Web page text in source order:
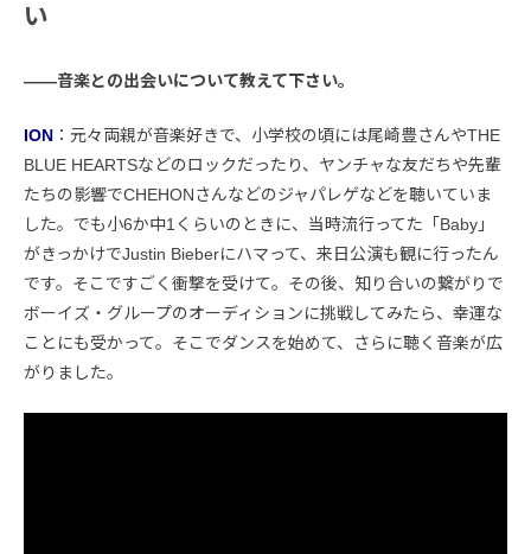
い
――音楽との出会いについて教えて下さい。
ION ：元々両親が音楽好きで、小学校の頃には尾崎豊さんやTHE
BLUE HEARTSなどのロックだったり、ヤンチャな友だちや先輩
たちの影響でCHEHONさんなどのジャパレゲなどを聴いていま
した。でも小6か中1くらいのときに、当時流行ってた「Baby」
がきっかけでJustin Bieberにハマって、来日公演も観に行ったん
です。そこですごく衝撃を受けて。その後、知り合いの繋がりで
ボーイズ・グループのオーディションに挑戦してみたら、幸運な
ことにも受かって。そこでダンスを始めて、さらに聴く音楽が広
がりました。